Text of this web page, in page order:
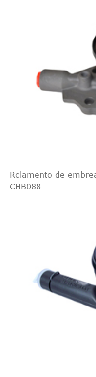
Rolamento de
CHB088